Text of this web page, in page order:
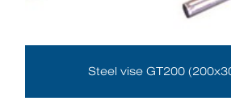
Steel vise GT200